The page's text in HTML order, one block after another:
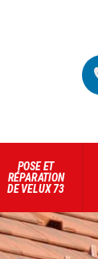
POSE ET
RÉPARATION
DE VELUX 73